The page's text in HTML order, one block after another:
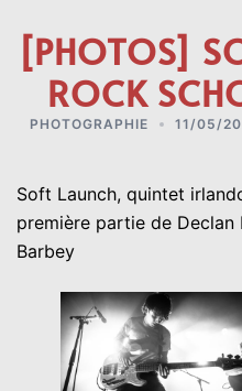
[PHOTOS]
ROCK
PHOTOGRAPHIE 11/05/
Soft Launch, quintet
première partie de Declan
Barbey